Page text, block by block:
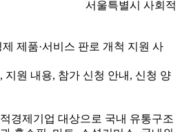
시 사회적
제품·서비스 판로 개척 지원 사
지원 내용, 참가 신청 안내, 신청 양
경제기업 대상으로 국내 유통구조